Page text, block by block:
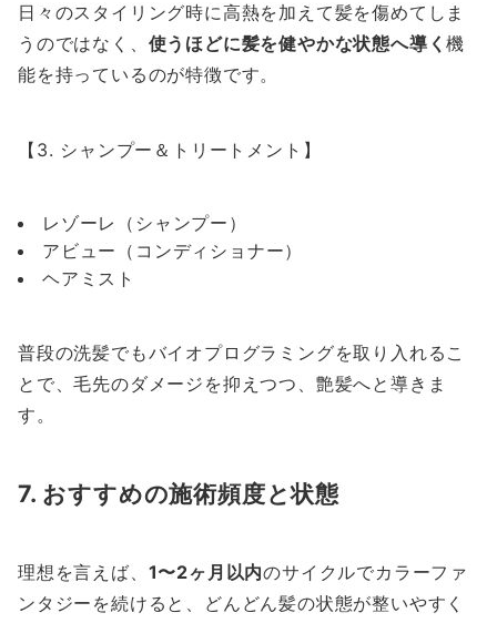
日々のスタイリング時に高熱を加えて髪を傷めてしま
うのではなく、 使うほどに髪を健やかな状態へ導く機
能を持っているのが特徴です。
【3. シャンプー＆トリートメント】
レゾーレ（シャンプー）
アビュー（コンディショナー）
ヘアミスト
普段の洗髪でもバイオプログラミングを取り入れるこ
とで、毛先のダメージを抑えつつ、艶髪へと導きま
す。
7. おすすめの施術頻度と状態
理想を言えば、 1〜2ヶ月以内のサイクルでカラーファ
ンタジーを続けると、どんどん髪の状態が整いやすく